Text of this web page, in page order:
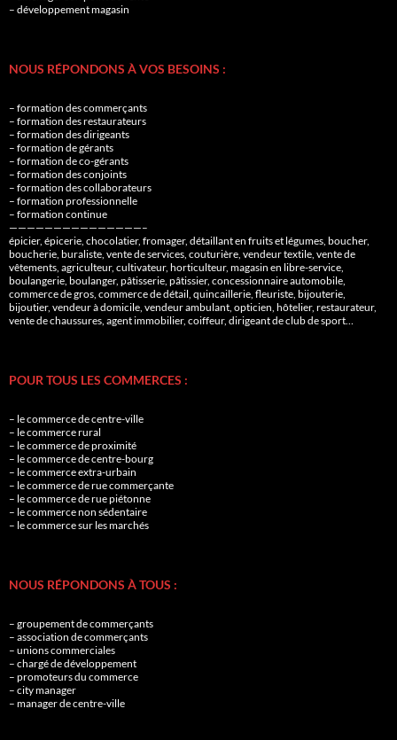
– développement magasin
NOUS RÉPONDONS À VOS BESOINS :
– formation des commerçants
– formation des restaurateurs
– formation des dirigeants
– formation de gérants
– formation de co-gérants
– formation des conjoints
– formation des collaborateurs
– formation professionnelle
– formation continue
———————————————–
épicier, épicerie, chocolatier, fromager, détaillant en fruits et légumes, boucher,
boucherie, buraliste, vente de services, couturière, vendeur textile, vente de
vêtements, agriculteur, cultivateur, horticulteur, magasin en libre-service,
boulangerie, boulanger, pâtisserie, pâtissier, concessionnaire automobile,
commerce de gros, commerce de détail, quincaillerie, fleuriste, bijouterie,
bijoutier, vendeur à domicile, vendeur ambulant, opticien, hôtelier, restaurateur,
vente de chaussures, agent immobilier, coiffeur, dirigeant de club de sport…
POUR TOUS LES COMMERCES :
– le commerce de centre-ville
– le commerce rural
– le commerce de proximité
– le commerce de centre-bourg
– le commerce extra-urbain
– le commerce de rue commerçante
– le commerce de rue piétonne
– le commerce non sédentaire
– le commerce sur les marchés
NOUS RÉPONDONS À TOUS :
– groupement de commerçants
– association de commerçants
– unions commerciales
– chargé de développement
– promoteurs du commerce
– city manager
– manager de centre-ville